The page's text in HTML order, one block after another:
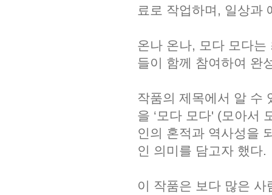
료로 작업하며, 일상과
온나 온나, 모다 모다
들이 함께 참여하여 완
작품의 제목에서 알 수
을 ‘모다 모다' (모아서
인의 혼적과 역사성을
인 의미를 담고자 했다.
이 작품은 보다 많은